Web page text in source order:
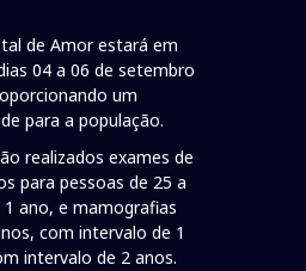
de Amor estará em
04 a 06 de setembro
um
para a população.
realizados exames de
para pessoas de 25 a
ano, e mamografias
com intervalo de 1
intervalo de 2 anos.